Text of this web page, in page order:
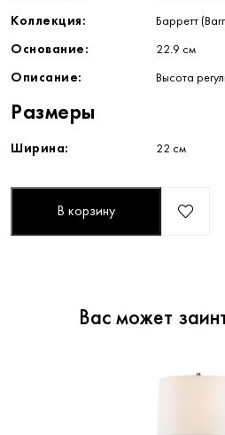
Коллекция: Барретт
Основание: 22.9 см
Описание: Высота
Размеры
Ширина: 22 см
В корзину
Вас может